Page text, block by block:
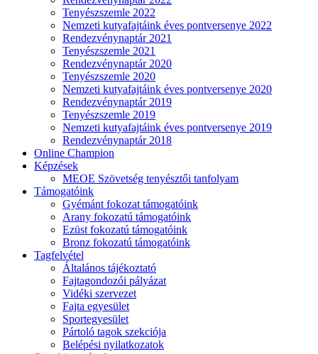
Tenyészszemle 2022
Nemzeti kutyafajtáink éves pontversenye 2022
Rendezvénynaptár 2021
Tenyészszemle 2021
Rendezvénynaptár 2020
Tenyészszemle 2020
Nemzeti kutyafajtáink éves pontversenye 2020
Rendezvénynaptár 2019
Tenyészszemle 2019
Nemzeti kutyafajtáink éves pontversenye 2019
Rendezvénynaptár 2018
Online Champion
Képzések
MEOE Szövetség tenyésztői tanfolyam
Támogatóink
Gyémánt fokozat támogatóink
Arany fokozatú támogatóink
Ezüst fokozatú támogatóink
Bronz fokozatú támogatóink
Tagfelvétel
Általános tájékoztató
Fajtagondozói pályázat
Vidéki szervezet
Fajta egyesület
Sportegyesület
Pártoló tagok szekciója
Belépési nyilatkozatok